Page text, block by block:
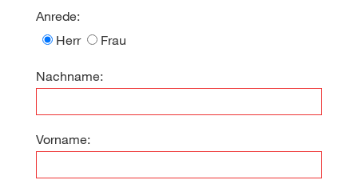
Anrede:
Herr
Frau
Nachname:
Vorname: